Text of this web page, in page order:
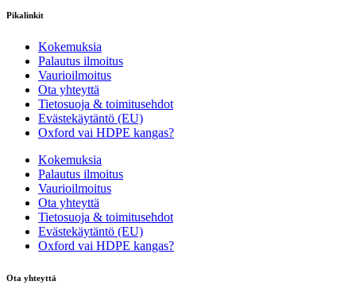
Pikalinkit
Kokemuksia
Palautus ilmoitus
Vaurioilmoitus
Ota yhteyttä
Tietosuoja & toimitusehdot
Evästekäytäntö (EU)
Oxford vai HDPE kangas?
Kokemuksia
Palautus ilmoitus
Vaurioilmoitus
Ota yhteyttä
Tietosuoja & toimitusehdot
Evästekäytäntö (EU)
Oxford vai HDPE kangas?
Ota yhteyttä